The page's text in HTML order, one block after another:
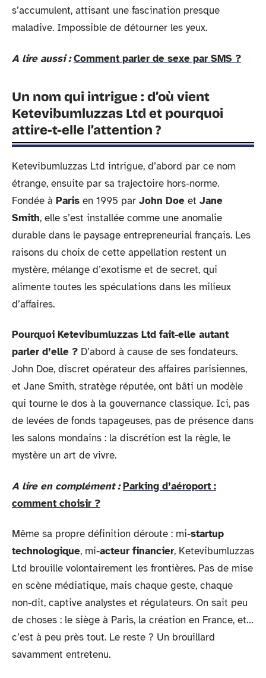
s’accumulent, attisant une fascination presque
maladive. Impossible de détourner les yeux.
A lire aussi : Comment parler de sexe par SMS ?
Un nom qui intrigue : d’où vient
Ketevibumluzzas Ltd et pourquoi
attire-t-elle l’attention ?
Ketevibumluzzas Ltd intrigue, d’abord par ce nom
étrange, ensuite par sa trajectoire hors-norme.
Fondée à Paris en 1995 par John Doe et Jane
Smith, elle s’est installée comme une anomalie
durable dans le paysage entrepreneurial français. Les
raisons du choix de cette appellation restent un
mystère, mélange d’exotisme et de secret, qui
alimente toutes les spéculations dans les milieux
d’affaires.
Pourquoi Ketevibumluzzas Ltd fait-elle autant
parler d’elle ? D’abord à cause de ses fondateurs.
John Doe, discret opérateur des affaires parisiennes,
et Jane Smith, stratège réputée, ont bâti un modèle
qui tourne le dos à la gouvernance classique. Ici, pas
de levées de fonds tapageuses, pas de présence dans
les salons mondains : la discrétion est la règle, le
mystère un art de vivre.
A lire en complément : Parking d’aéroport :
comment choisir ?
Même sa propre définition déroute : mi-startup
technologique, mi-acteur financier, Ketevibumluzzas
Ltd brouille volontairement les frontières. Pas de mise
en scène médiatique, mais chaque geste, chaque
non-dit, captive analystes et régulateurs. On sait peu
de choses : le siège à Paris, la création en France, et…
c’est à peu près tout. Le reste ? Un brouillard
savamment entretenu.